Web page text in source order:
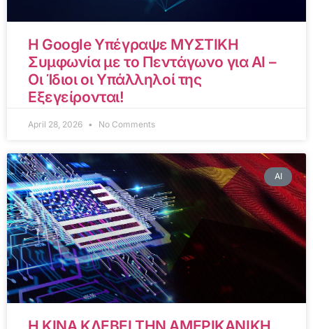
Η Google Υπέγραψε ΜΥΣΤΙΚΗ
Συμφωνία με το Πεντάγωνο για AI –
Οι Ίδιοι οι Υπάλληλοί της
Εξεγείρονται!
April 28, 2026 No Comments
AI